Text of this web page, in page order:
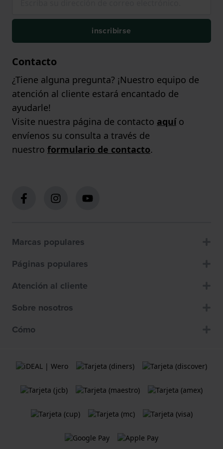
inscribirse
Contacto
¿Tiene alguna pregunta? ¡Nuestro equipo de
atención al cliente estará encantado de
ayudarle!
Visite nuestra página de contacto aquío
envíenos su consulta a través de
nuestro formulario de contacto.
Marcas populares
Páginas populares
Atención al cliente
Sobre nosotros
Cómo